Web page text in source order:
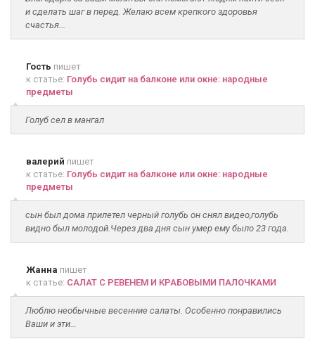
и сделать шаг в перед. Желаю всем крепкого здоровья
счастья...
Гость пишет
к статье: Голубь сидит на балконе или окне: народные
предметы
Голуб сел в мангал
валерий пишет
к статье: Голубь сидит на балконе или окне: народные
предметы
сын был дома прилетел черный голубь он снял видео,голубь
видно был молодой.Через два дня сын умер ему было 23 года.
Жанна пишет
к статье: САЛАТ С РЕВЕНЕМ И КРАБОВЫМИ ПАЛОЧКАМИ
Люблю необычные весенние салаты. Особенно понравились
Ваши и эти...